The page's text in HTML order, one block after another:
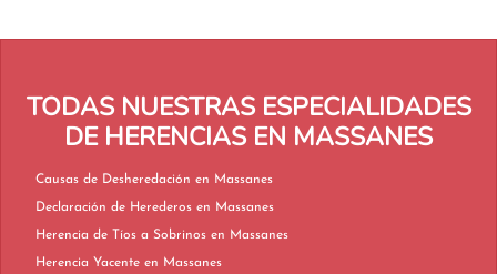
TODAS NUESTRAS ESPECIALIDADES
DE HERENCIAS EN MASSANES
Causas de Desheredación en Massanes
Declaración de Herederos en Massanes
Herencia de Tíos a Sobrinos en Massanes
Herencia Yacente en Massanes